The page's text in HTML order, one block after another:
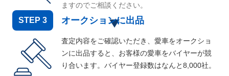
ますのでご相談ください。
STEP 3 オークションに出品
査定内容をご確認いただき、愛車をオークショ
ンに出品すると、お客様の愛車をバイヤーが競
り合います。バイヤー登録数はなんと8,000社。